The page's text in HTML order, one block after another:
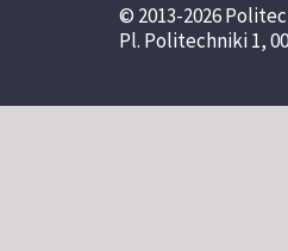
© 2013-2026
Pl. Politechniki 1,